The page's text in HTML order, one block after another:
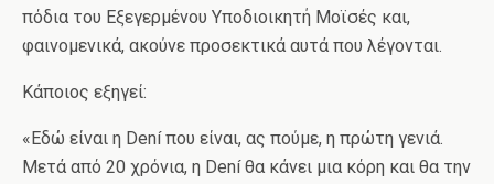
πόδια του Εξεγερμένου Υποδιοικητή Μοϊσές και,
φαινομενικά, ακούνε προσεκτικά αυτά που λέγονται.
Κάποιος εξηγεί:
«Εδώ είναι η Dení που είναι, ας πούμε, η πρώτη γενιά.
Μετά από 20 χρόνια, η Dení θα κάνει μια κόρη και θα την